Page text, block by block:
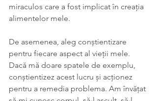
miraculos care a fost implicat în creația
alimentelor mele.
De asemenea, aleg conștientizare
pentru fiecare aspect al vieții mele.
Dacă mă doare spatele de exemplu,
conștientizez acest lucru și acționez
pentru a remedia problema. Am învățat